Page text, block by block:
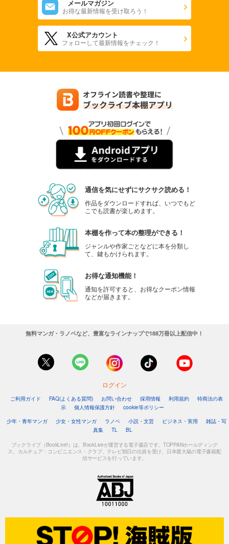
メールマガジン
お得な最新情報を受け取ろう！
X公式アカウント
フォローして最新情報をチェック！
通信を気にせずにサクサク読める！
作品をダウンロードすれば、いつでもど
こでも読書が楽しめます。
本棚を作って本の整理ができる！
ジャンルや作家ごとなどに本を分類し
て、鍵もかけられます。
お得な通知機能！
通知を許可すると、お得なクーポン情報
などが届きます。
無料マンガ・ラノベなど、豊富なラインナップで188万冊以上配信中！
ログイン
ご利用ガイド FAQ(よくある質問) お問い合わせ 採用情報 利用規約
特商法の表
示
個人情報保護方針
cookie等ポリシー
少年・青年マンガ
少女・女性マンガ ラノベ 小説・文芸 ビジネス・実用
雑誌・写
真集
TL BL
ブックライブ（BookLive!）は、BookLiveが運営する電子書店です。TOPPANホールディング
ス、カルチュア・コンビニエンス・クラブ、テレビ朝日の出資を受け、日本最大級の電子書籍配
信サービスを行っています。